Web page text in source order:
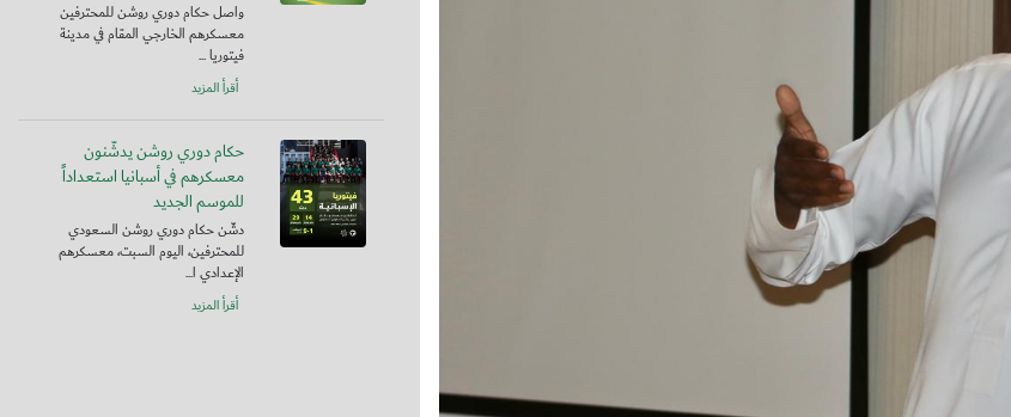
واصل حكام دوري روشن للمحترفين
معسكرهم الخارجي المقام في مدينة
فيتوريا ...
أقرأ المزيد
حكام دوري روشن يدشّنون
معسكرهم في أسبانيا استعداداً
للموسم الجديد
دشّن حكام دوري روشن السعودي
للمحترفين، اليوم السبت، معسكرهم
الإعدادي ا...
أقرأ المزيد